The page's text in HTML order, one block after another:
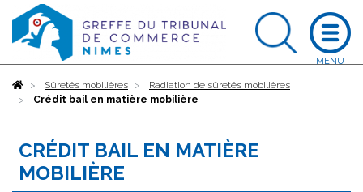
AccueilSûretés mobilières
Radiation de sûretés mobilières
Crédit bail en matière mobilière
CRÉDIT BAIL EN MATIÈRE
MOBILIÈRE